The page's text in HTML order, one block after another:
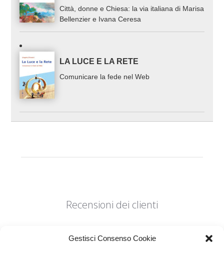
Gestisci Consenso Cookie
Città, donne e Chiesa: la via italiana di Marisa
Bellenzier e Ivana Ceresa
LA LUCE E LA RETE
Comunicare la fede nel Web
Recensioni dei clienti